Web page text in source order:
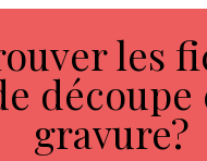
les
découpe
gravure?